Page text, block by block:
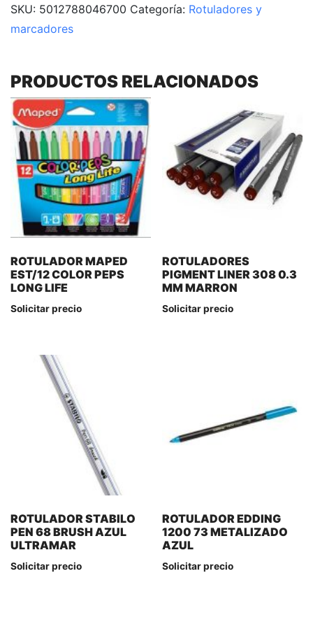
SKU: 5012788046700 Categoría: Rotuladores y
marcadores
PRODUCTOS RELACIONADOS
ROTULADOR MAPED
EST/12 COLOR PEPS
LONG LIFE
Solicitar precio
ROTULADORES
PIGMENT LINER 308 0.3
MM MARRON
Solicitar precio
ROTULADOR STABILO
PEN 68 BRUSH AZUL
ULTRAMAR
Solicitar precio
ROTULADOR EDDING
1200 73 METALIZADO
AZUL
Solicitar precio